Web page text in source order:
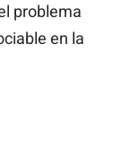
problema
en la